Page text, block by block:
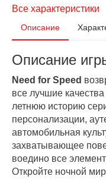
Все характеристики
Описание
Описание
Need for Speed
все лучшие качества
летнюю историю
персонализации,
автомобильная
захватывающее
воедино все
Откройте ночной